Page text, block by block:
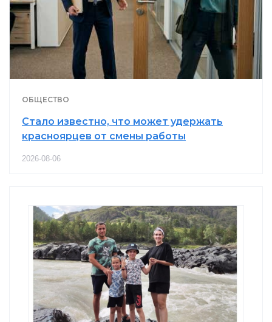
ОБЩЕСТВО
Стало известно, что может удержать
красноярцев от смены работы
2026-08-06